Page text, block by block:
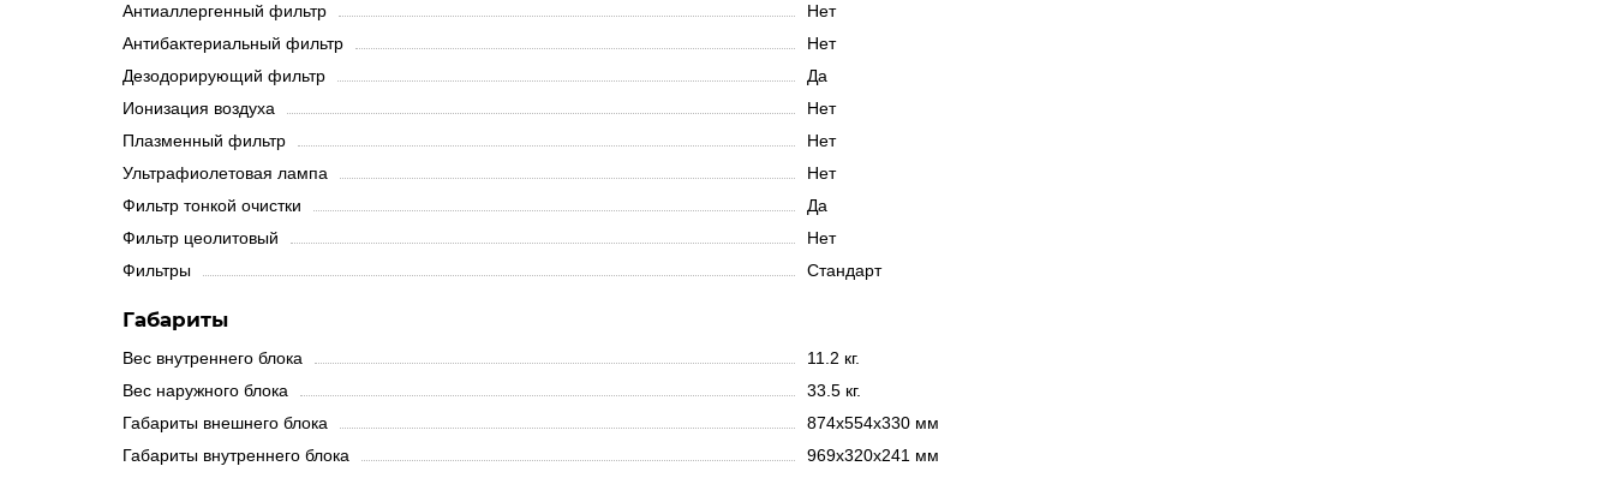
Антиаллергенный фильтр
Нет
Антибактериальный фильтр
Нет
Дезодорирующий фильтр
Да
Ионизация воздуха
Нет
Плазменный фильтр
Нет
Ультрафиолетовая лампа
Нет
Фильтр тонкой очистки
Да
Фильтр цеолитовый
Нет
Фильтры
Стандарт
Габариты
Вес внутреннего блока
11.2 кг.
Вес наружного блока
33.5 кг.
Габариты внешнего блока
874x554x330 мм
Габариты внутреннего блока
969x320x241 мм